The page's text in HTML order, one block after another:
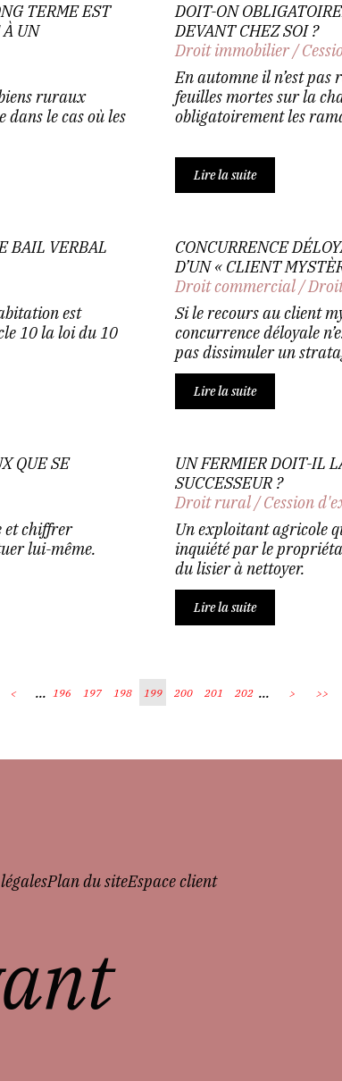
TERME EST
À UN
ruraux
dans le cas où les
DOIT-ON
DEVANT CHEZ SOI ?
Droit immobilier/
En automne il n’est
feuilles mortes sur la
obligatoirement les
Lire la suite
BAIL VERBAL
est
10 la loi du 10
CONCURRENCE
D’UN « CLIENT
Droit commercial/
Si le recours au client
concurrence déloyale
pas dissimuler un
Lire la suite
QUE SE
et chiffrer
lui-même.
UN FERMIER DOIT-IL
SUCCESSEUR ?
Droit rural/Cession
Un exploitant agricole
inquiété par le
du lisier à nettoyer.
Lire la suite
< ... 196 197 198 199 200 201 202 ... > >>
Plan du siteEspace client